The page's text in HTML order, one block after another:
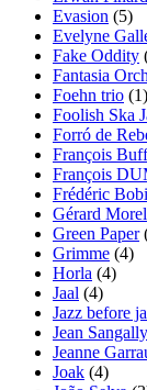
Evasion (5)
Evelyne
Fake Oddity
Fantasia
Foehn trio (1)
Foolish Ska
Forró de
François
François
Frédéric
Gérard Morel
Green Paper
Grimme (4)
Horla (4)
Jaal (4)
Jazz before
Jean Sangally
Jeanne
Joak (4)